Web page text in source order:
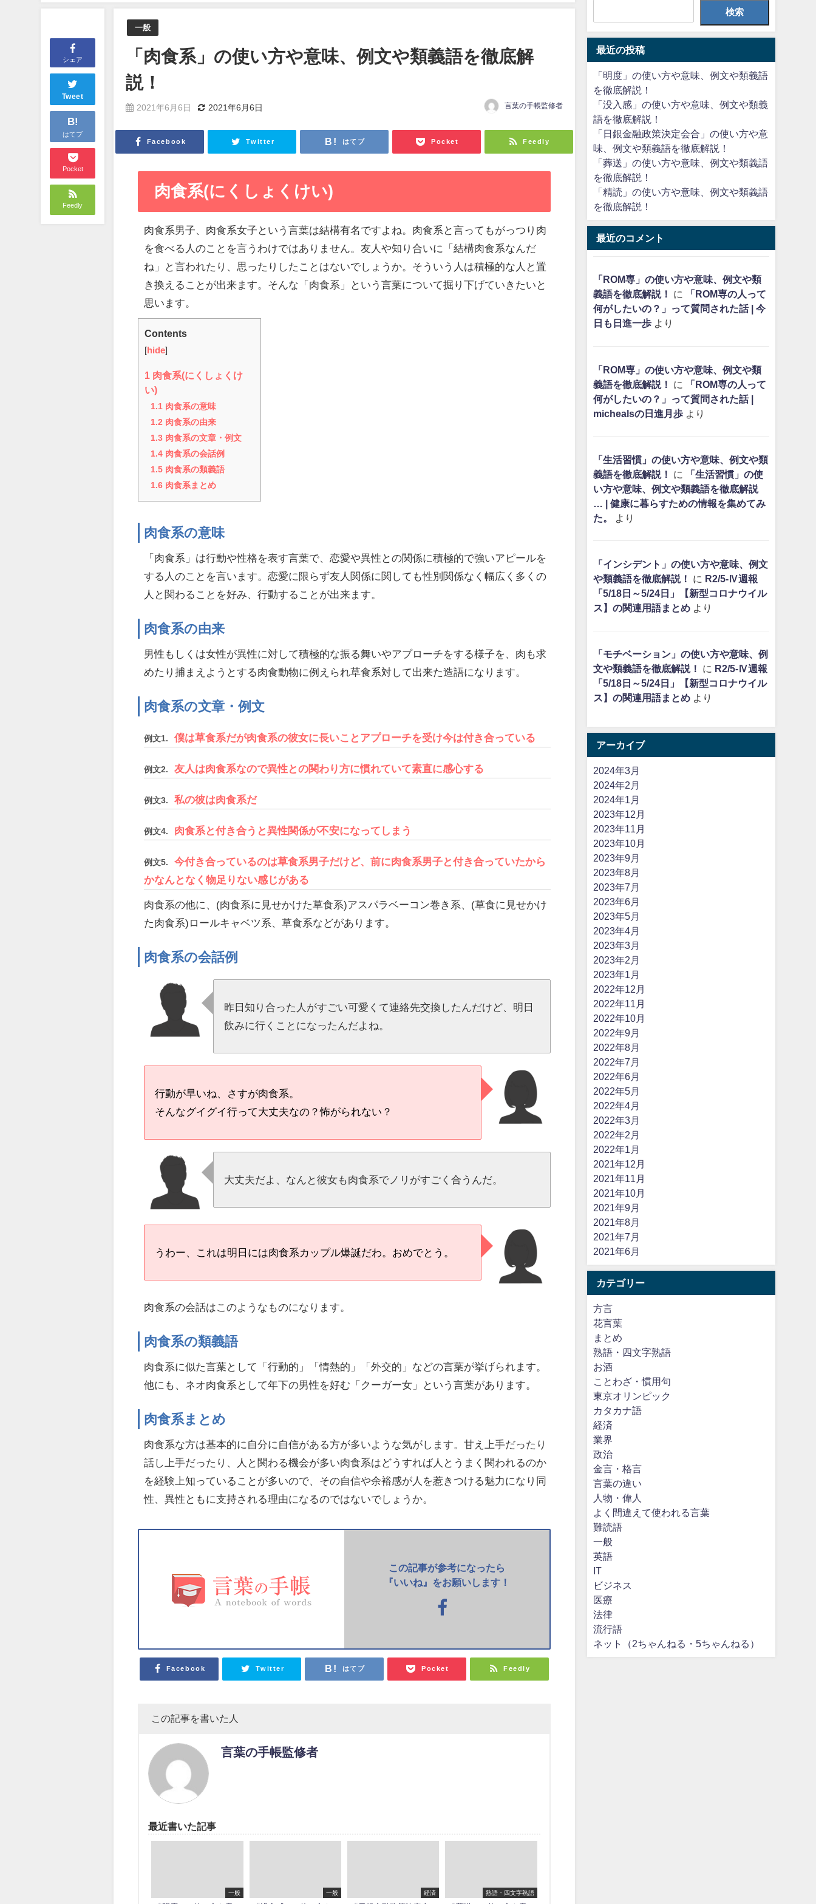
シェア
Tweet
B!
はてブ
Pocket
Feedly
一般
「肉食系」の使い方や意味、例文や類義語を徹底解
説！
2021年6月6日 2021年6月6日 言葉の手帳監修者
Facebook Twitter はてブ Pocket Feedly
肉食系(にくしょくけい)
肉食系男子、肉食系女子という言葉は結構有名ですよね。肉食系と言ってもがっつり肉
を食べる人のことを言うわけではありません。友人や知り合いに「結構肉食系なんだ
ね」と言われたり、思ったりしたことはないでしょうか。そういう人は積極的な人と置
き換えることが出来ます。そんな「肉食系」という言葉について掘り下げていきたいと
思います。
Contents
[ hide]
1
肉食系(にくしょくけ
い)
1.1 肉食系の意味
1.2 肉食系の由来
1.3 肉食系の文章・例文
1.4 肉食系の会話例
1.5 肉食系の類義語
1.6 肉食系まとめ
肉食系の意味
「肉食系」は行動や性格を表す言葉で、恋愛や異性との関係に積極的で強いアピールを
する人のことを言います。恋愛に限らず友人関係に関しても性別関係なく幅広く多くの
人と関わることを好み、行動することが出来ます。
肉食系の由来
男性もしくは女性が異性に対して積極的な振る舞いやアプローチをする様子を、肉も求
めたり捕まえようとする肉食動物に例えられ草食系対して出来た造語になります。
肉食系の文章・例文
例文1. 僕は草食系だが肉食系の彼女に長いことアプローチを受け今は付き合っている
例文2. 友人は肉食系なので異性との関わり方に慣れていて素直に感心する
例文3. 私の彼は肉食系だ
例文4. 肉食系と付き合うと異性関係が不安になってしまう
例文5.
今付き合っているのは草食系男子だけど、前に肉食系男子と付き合っていたから
かなんとなく物足りない感じがある
肉食系の他に、(肉食系に見せかけた草食系)アスパラベーコン巻き系、(草食に見せかけ
た肉食系)ロールキャベツ系、草食系などがあります。
肉食系の会話例
昨日知り合った人がすごい可愛くて連絡先交換したんだけど、明日
飲みに行くことになったんだよね。
行動が早いね、さすが肉食系。
そんなグイグイ行って大丈夫なの？怖がられない？
大丈夫だよ、なんと彼女も肉食系でノリがすごく合うんだ。
うわー、これは明日には肉食系カップル爆誕だわ。おめでとう。
肉食系の会話はこのようなものになります。
肉食系の類義語
肉食系に似た言葉として「行動的」「情熱的」「外交的」などの言葉が挙げられます。
他にも、ネオ肉食系として年下の男性を好む「クーガー女」という言葉があります。
肉食系まとめ
肉食系な方は基本的に自分に自信がある方が多いような気がします。甘え上手だったり
話し上手だったり、人と関わる機会が多い肉食系はどうすれば人とうまく関われるのか
を経験上知っていることが多いので、その自信や余裕感が人を惹きつける魅力になり同
性、異性ともに支持される理由になるのではないでしょうか。
この記事が参考になったら
『いいね』をお願いします！
Facebook Twitter はてブ Pocket Feedly
この記事を書いた人
言葉の手帳監修者
最近書いた記事
一般 一般 経済 熟語・四文字熟語
検索
最近の投稿
「明度」の使い方や意味、例文や類義語
を徹底解説！
「没入感」の使い方や意味、例文や類義
語を徹底解説！
「日銀金融政策決定会合」の使い方や意
味、例文や類義語を徹底解説！
「葬送」の使い方や意味、例文や類義語
を徹底解説！
「精読」の使い方や意味、例文や類義語
を徹底解説！
最近のコメント
「ROM専」の使い方や意味、例文や類
義語を徹底解説！
に
「ROM専の人って
何がしたいの？」って質問された話 | 今
日も日進一歩より
「ROM専」の使い方や意味、例文や類
義語を徹底解説！
に
「ROM専の人って
何がしたいの？」って質問された話 |
michealsの日進月歩より
「生活習慣」の使い方や意味、例文や類
義語を徹底解説！
に
「生活習慣」の使
い方や意味、例文や類義語を徹底解説
… | 健康に暮らすための情報を集めてみ
た。
より
「インシデント」の使い方や意味、例文
や類義語を徹底解説！
に R2/5-Ⅳ週報
「5/18日～5/24日」【新型コロナウイル
ス】の関連用語まとめより
「モチベーション」の使い方や意味、例
文や類義語を徹底解説！
に R2/5-Ⅳ週報
「5/18日～5/24日」【新型コロナウイル
ス】の関連用語まとめより
アーカイブ
2024年3月
2024年2月
2024年1月
2023年12月
2023年11月
2023年10月
2023年9月
2023年8月
2023年7月
2023年6月
2023年5月
2023年4月
2023年3月
2023年2月
2023年1月
2022年12月
2022年11月
2022年10月
2022年9月
2022年8月
2022年7月
2022年6月
2022年5月
2022年4月
2022年3月
2022年2月
2022年1月
2021年12月
2021年11月
2021年10月
2021年9月
2021年8月
2021年7月
2021年6月
カテゴリー
方言
花言葉
まとめ
熟語・四文字熟語
お酒
ことわざ・慣用句
東京オリンピック
カタカナ語
経済
業界
政治
金言・格言
言葉の違い
人物・偉人
よく間違えて使われる言葉
難読語
一般
英語
IT
ビジネス
医療
法律
流行語
ネット（2ちゃんねる・5ちゃんねる）